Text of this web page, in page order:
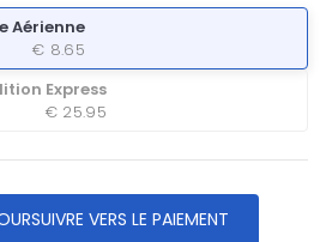
Aérienne
€ 8.65
Express
€ 25.95